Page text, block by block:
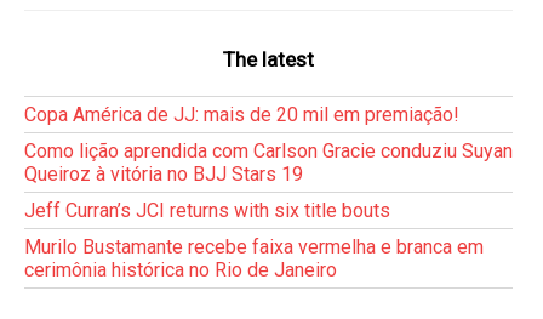
The latest
Copa América de JJ: mais de 20 mil em premiação!
Como lição aprendida com Carlson Gracie conduziu Suyan
Queiroz à vitória no BJJ Stars 19
Jeff Curran’s JCI returns with six title bouts
Murilo Bustamante recebe faixa vermelha e branca em
cerimônia histórica no Rio de Janeiro